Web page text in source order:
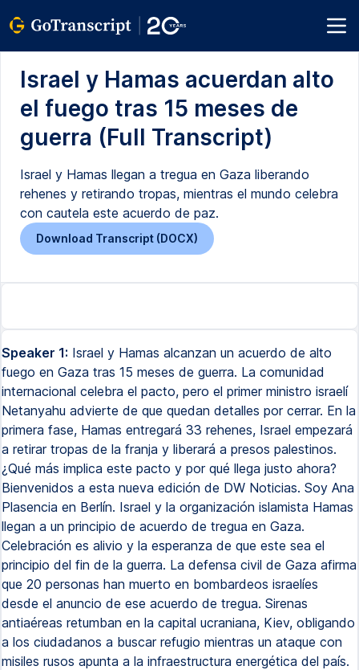
Israel y Hamas acuerdan alto
el fuego tras 15 meses de
guerra (Full Transcript)
Israel y Hamas llegan a tregua en Gaza liberando
rehenes y retirando tropas, mientras el mundo celebra
con cautela este acuerdo de paz.
Download Transcript (DOCX)
Speaker 1: Israel y Hamas alcanzan un acuerdo de alto
fuego en Gaza tras 15 meses de guerra. La comunidad
internacional celebra el pacto, pero el primer ministro israelí
Netanyahu advierte de que quedan detalles por cerrar. En la
primera fase, Hamas entregará 33 rehenes, Israel empezará
a retirar tropas de la franja y liberará a presos palestinos.
¿Qué más implica este pacto y por qué llega justo ahora?
Bienvenidos a esta nueva edición de DW Noticias. Soy Ana
Plasencia en Berlín. Israel y la organización islamista Hamas
llegan a un principio de acuerdo de tregua en Gaza.
Celebración es alivio y la esperanza de que este sea el
principio del fin de la guerra. La defensa civil de Gaza afirma
que 20 personas han muerto en bombardeos israelíes
desde el anuncio de ese acuerdo de tregua. Sirenas
antiaéreas retumban en la capital ucraniana, Kiev, obligando
a los ciudadanos a buscar refugio mientras un ataque con
misiles rusos apunta a la infraestructura energética del país.